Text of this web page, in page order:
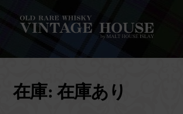
在庫: 在庫あり